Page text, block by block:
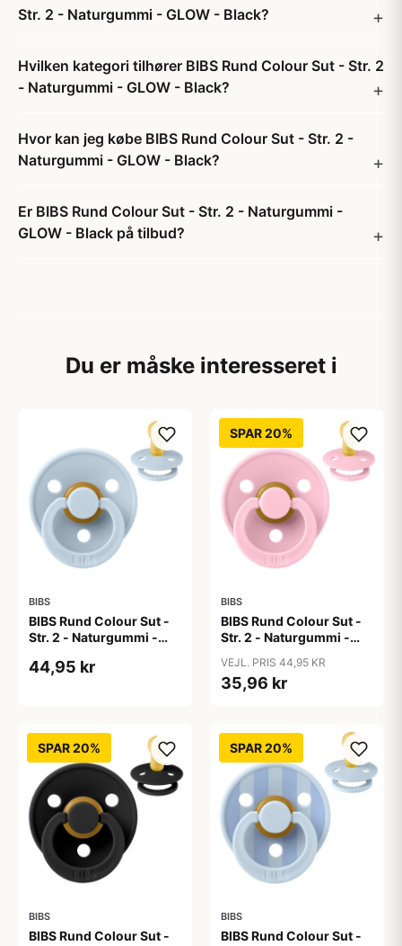
Str. 2 - Naturgummi - GLOW - Black?
Hvilken kategori tilhører BIBS Rund Colour Sut - Str. 2
- Naturgummi - GLOW - Black?
Hvor kan jeg købe BIBS Rund Colour Sut - Str. 2 -
Naturgummi - GLOW - Black?
Er BIBS Rund Colour Sut - Str. 2 - Naturgummi -
GLOW - Black på tilbud?
Du er måske interesseret i
BIBS
BIBS Rund Colour Sut -
Str. 2 - Naturgummi -
44,95 kr
SPAR 20%
BIBS
BIBS Rund Colour Sut -
Str. 2 - Naturgummi -
VEJL. PRIS 44,95 KR
35,96 kr
SPAR 20%
BIBS
BIBS Rund Colour Sut -
SPAR 20%
BIBS
BIBS Rund Colour Sut -